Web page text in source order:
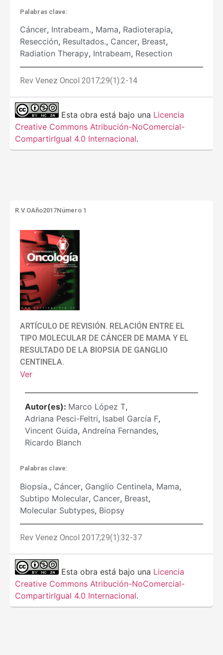
Palabras clave:
Cáncer, Intrabeam., Mama, Radioterapia,
Resección, Resultados., Cancer, Breast,
Radiation Therapy, Intrabeam, Resection
Rev Venez Oncol 2017;29(1):2-14
Esta obra está bajo una Licencia
Creative Commons Atribución-NoComercial-
CompartirIgual 4.0 Internacional.
R.V.OAño2017Número 1
ARTÍCULO DE REVISIÓN. RELACIÓN ENTRE EL
TIPO MOLECULAR DE CÁNCER DE MAMA Y EL
RESULTADO DE LA BIOPSIA DE GANGLIO
CENTINELA.
Ver
Autor(es): Marco López T,
Adriana Pesci-Feltri, Isabel García F,
Vincent Guida, Andreína Fernandes,
Ricardo Blanch
Palabras clave:
Biopsia., Cáncer, Ganglio Centinela, Mama,
Subtipo Molecular, Cancer, Breast,
Molecular Subtypes, Biopsy
Rev Venez Oncol 2017;29(1):32-37
Esta obra está bajo una Licencia
Creative Commons Atribución-NoComercial-
CompartirIgual 4.0 Internacional.